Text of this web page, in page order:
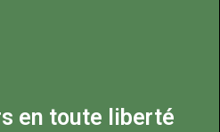
en toute liberté